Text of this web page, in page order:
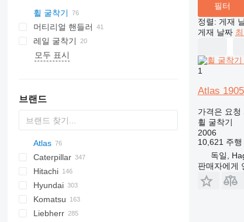
휠 굴착기
머티리얼 핸들러
레일 굴착기
모두 표시
브랜드
Atlas
140W
150W
1302
1304
1404
E series
688
788
1088
CX
Caterpillar
212
312
313
314
DX
DH
DX
Solar
M-series
EX
FH
W-series
E-series
T series
MHL
W-series
XL
HMK
Hitachi
EX
ZX
Zaxis
Hyundai
HW-series
HX-series
4CX
110
Komatsu
PC
KH-series
Liebherr
필터
정렬: 게재
게재 날짜
1
Atlas
가격은 요청
휠 굴착기
2006
10,621 주행
독일,
판매자에게